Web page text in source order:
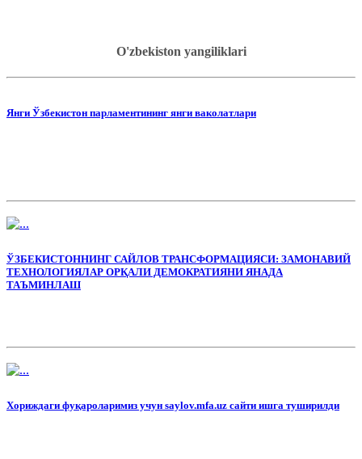
O'zbekiston yangiliklari
Янги Ўзбекистон парламентининг янги ваколатлари
ЎЗБЕКИСТОННИНГ САЙЛОВ ТРАНСФОРМАЦИЯСИ: ЗАМОНАВИЙ
ТЕХНОЛОГИЯЛАР ОРҚАЛИ ДЕМОКРАТИЯНИ ЯНАДА
ТАЪМИНЛАШ
Хориждаги фуқароларимиз учун saylov.mfa.uz сайти ишга туширилди